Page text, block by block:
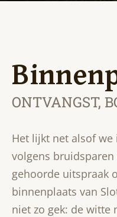
ONTVANGST,
Het lijkt net alsof we
volgens
gehoorde uitspraak
binnenplaats van
niet zo gek: de witte